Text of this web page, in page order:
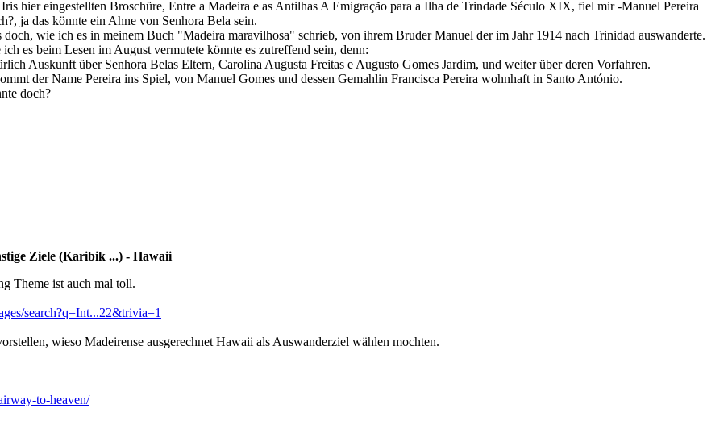
hier eingestellten Broschüre, Entre a Madeira e as Antilhas A Emigração para a Ilha de Trindade Século XIX, fiel mir -Manuel Pereira
ja das könnte ein Ahne von Senhora Bela sein.
doch, wie ich es in meinem Buch "Madeira maravilhosa" schrieb, von ihrem Bruder Manuel der im Jahr 1914 nach Trinidad auswanderte.
es beim Lesen im August vermutete könnte es zutreffend sein, denn:
Auskunft über Senhora Belas Eltern, Carolina Augusta Freitas e Augusto Gomes Jardim, und weiter über deren Vorfahren.
der Name Pereira ins Spiel, von Manuel Gomes und dessen Gemahlin Francisca Pereira wohnhaft in Santo António.
doch?
Ziele (Karibik ...) - Hawaii
Theme ist auch mal toll.
search?q=Int...22&trivia=1
wieso Madeirense ausgerechnet Hawaii als Auswanderziel wählen mochten.
to-heaven/